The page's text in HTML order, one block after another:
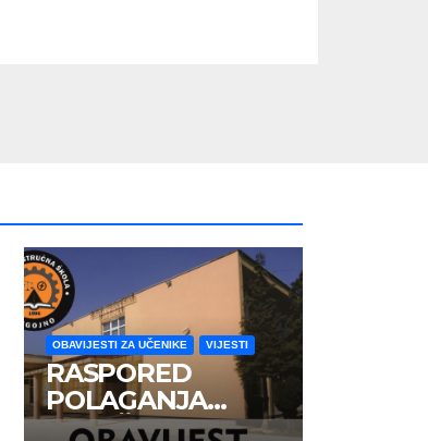
OBAVIJESTI ZA UČENIKE VIJESTI
RASPORED
POLAGANJA
ZAVRŠNOG ISPITA